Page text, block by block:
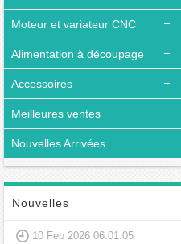
Moteur et variateur CNC
Alimentation à découpage
Accessoires
Meilleures ventes
Nouvelles Arrivées
Nouvelles
10 Feb 2026 06:01:05